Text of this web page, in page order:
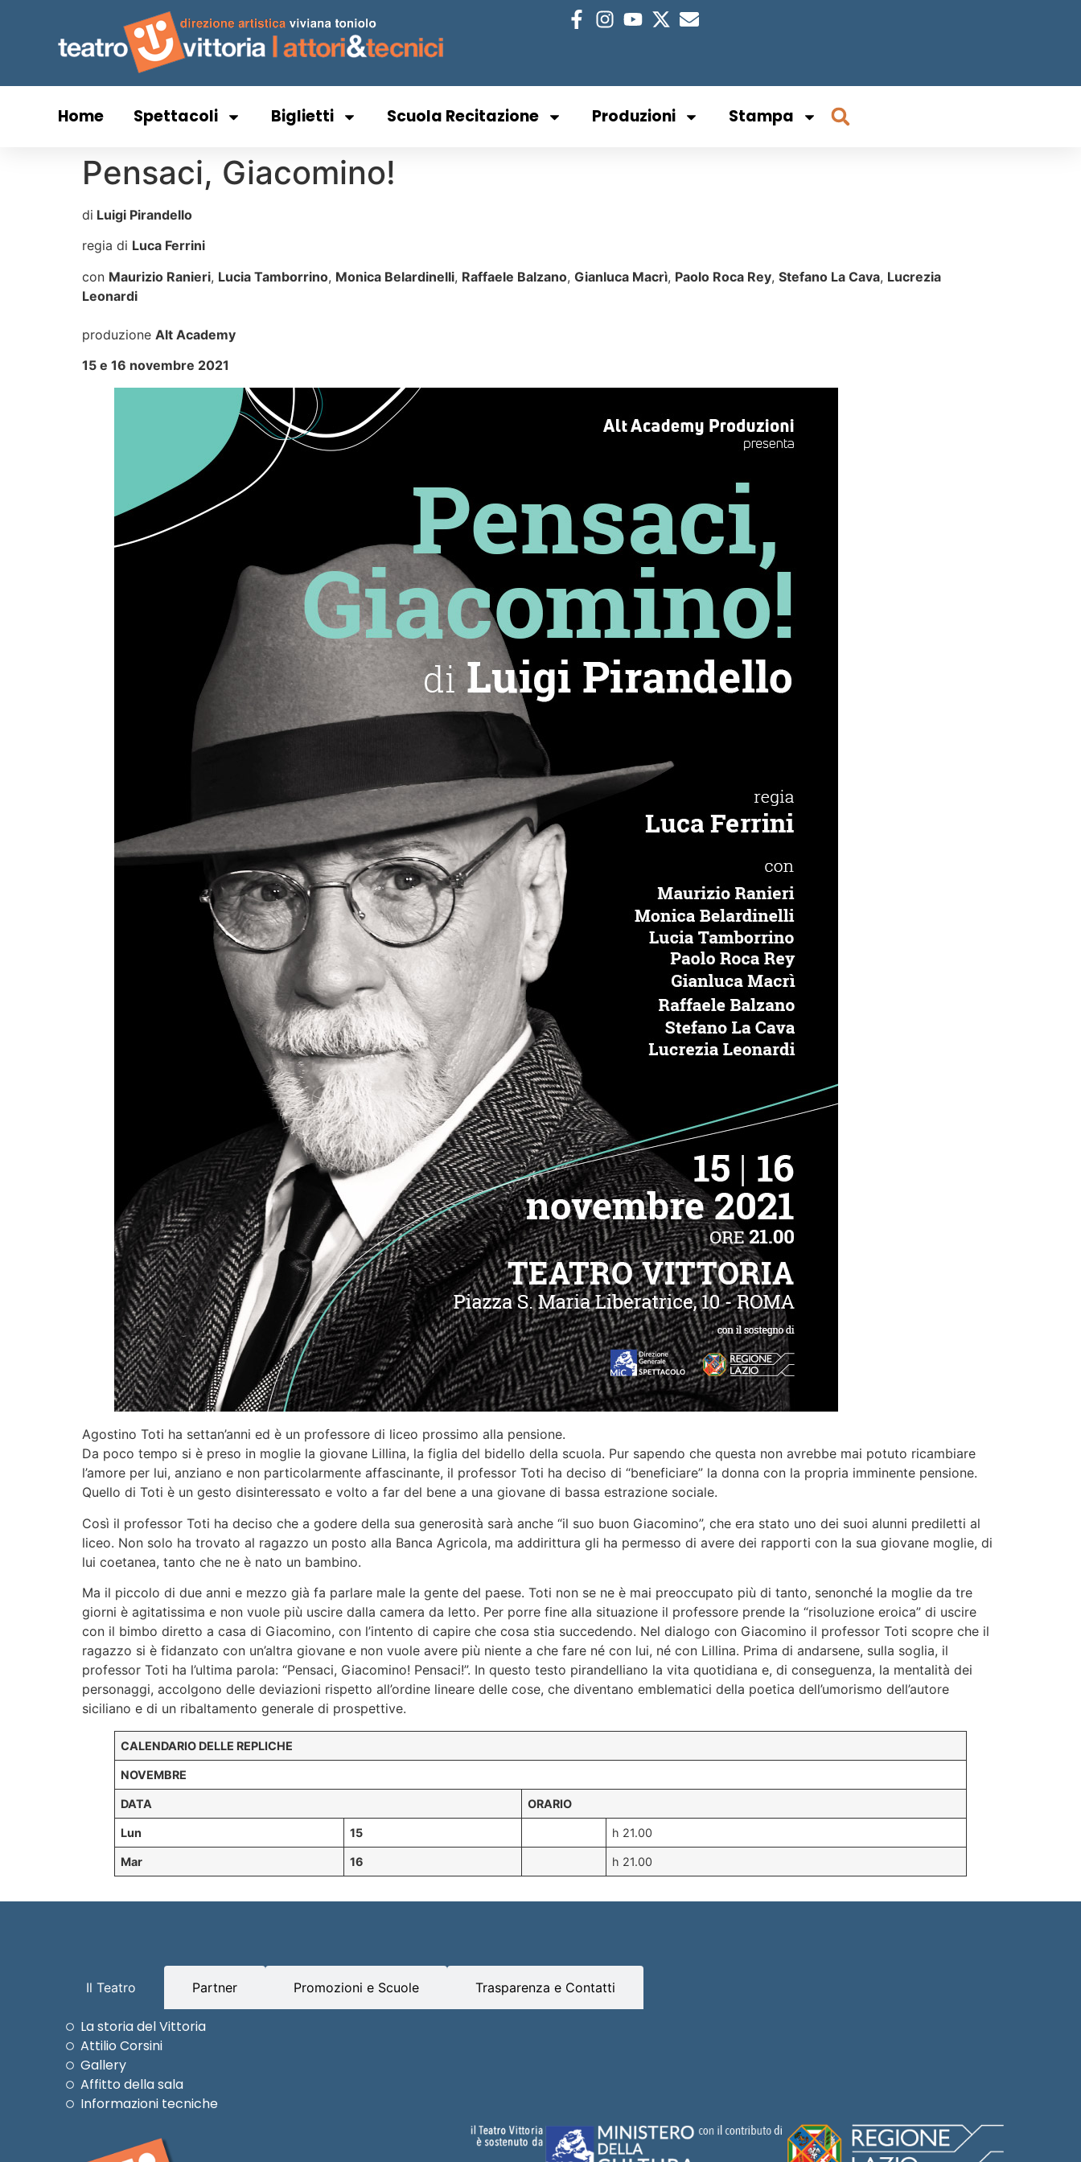
Home Spettacoli Biglietti Scuola Recitazione Produzioni Stampa
Pensaci, Giacomino!
di Luigi Pirandello
regia di Luca Ferrini
con Maurizio Ranieri, Lucia Tamborrino, Monica Belardinelli, Raffaele Balzano, Gianluca Macrì, Paolo Roca Rey, Stefano La Cava, Lucrezia
Leonardi
produzione Alt Academy
15 e 16 novembre 2021
Agostino Toti ha settan’anni ed è un professore di liceo prossimo alla pensione.
Da poco tempo si è preso in moglie la giovane Lillina, la figlia del bidello della scuola. Pur sapendo che questa non avrebbe mai potuto ricambiare
l’amore per lui, anziano e non particolarmente affascinante, il professor Toti ha deciso di “beneficiare” la donna con la propria imminente pensione.
Quello di Toti è un gesto disinteressato e volto a far del bene a una giovane di bassa estrazione sociale.
Così il professor Toti ha deciso che a godere della sua generosità sarà anche “il suo buon Giacomino”, che era stato uno dei suoi alunni prediletti al
liceo. Non solo ha trovato al ragazzo un posto alla Banca Agricola, ma addirittura gli ha permesso di avere dei rapporti con la sua giovane moglie, di
lui coetanea, tanto che ne è nato un bambino.
Ma il piccolo di due anni e mezzo già fa parlare male la gente del paese. Toti non se ne è mai preoccupato più di tanto, senonché la moglie da tre
giorni è agitatissima e non vuole più uscire dalla camera da letto. Per porre fine alla situazione il professore prende la “risoluzione eroica” di uscire
con il bimbo diretto a casa di Giacomino, con l’intento di capire che cosa stia succedendo. Nel dialogo con Giacomino il professor Toti scopre che il
ragazzo si è fidanzato con un’altra giovane e non vuole avere più niente a che fare né con lui, né con Lillina. Prima di andarsene, sulla soglia, il
professor Toti ha l’ultima parola: “Pensaci, Giacomino! Pensaci!”. In questo testo pirandelliano la vita quotidiana e, di conseguenza, la mentalità dei
personaggi, accolgono delle deviazioni rispetto all’ordine lineare delle cose, che diventano emblematici della poetica dell’umorismo dell’autore
siciliano e di un ribaltamento generale di prospettive.
CALENDARIO DELLE REPLICHE
NOVEMBRE
DATA ORARIO
Lun 15 h 21.00
Mar 16 h 21.00
Il Teatro Partner Promozioni e Scuole Trasparenza e Contatti
La storia del Vittoria
Attilio Corsini
Gallery
Affitto della sala
Informazioni tecniche